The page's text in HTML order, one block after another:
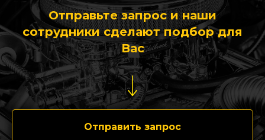
Отправьте запрос и наши
сотрудники сделают подбор для
Вас
Отправить запрос